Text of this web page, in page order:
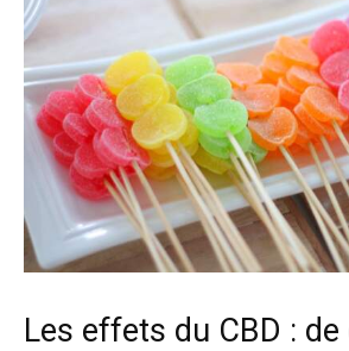
Les effets du CBD :